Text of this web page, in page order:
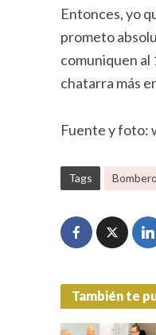
Entonces, yo
prometo
comuniquen al
chatarra más
Fuente y foto:
Tags
También te